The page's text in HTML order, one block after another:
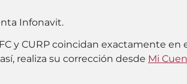
Infonavit.
y CURP coincidan exactamente en
realiza su corrección desde Mi